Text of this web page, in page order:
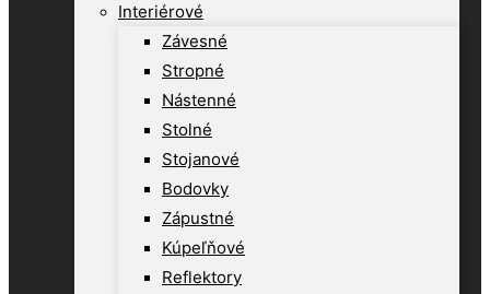
Interiérové
Závesné
Stropné
Nástenné
Stolné
Stojanové
Bodovky
Zápustné
Kúpeľňové
Reflektory